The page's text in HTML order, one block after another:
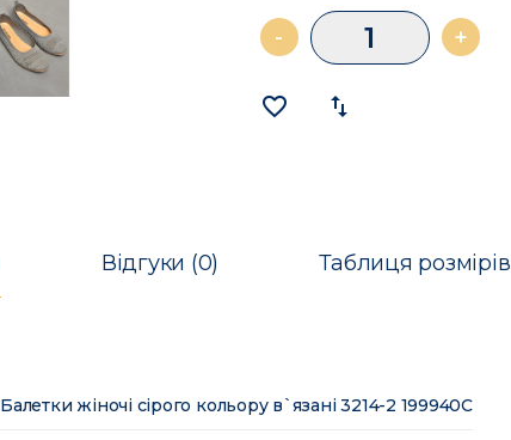
- +
favorite_border import_export
Відгуки (0) Таблиця розмірів
Балетки жіночі сірого кольору в`язані 3214-2 199940C